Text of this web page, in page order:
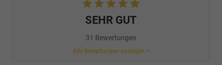
SEHR GUT
31 Bewertungen
Alle Bewertungen anzeigen >